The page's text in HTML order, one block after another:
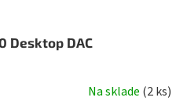
Desktop DAC
Na sklade (2 ks)